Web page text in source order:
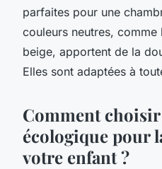
parfaites pour une
couleurs neutres,
beige, apportent de la
Elles sont adaptées à
Comment
écologique pour
votre enfant ?